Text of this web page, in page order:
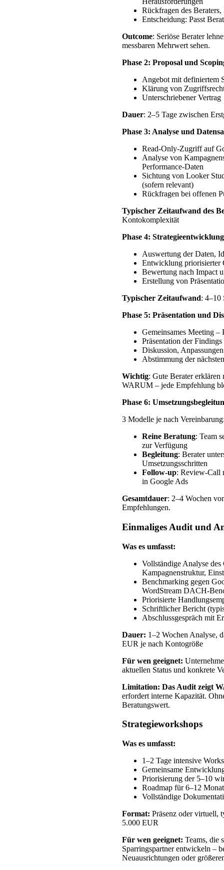
Rückfragen des
Entscheidung: Passt
Outcome: Seriöse Berater
messbaren Mehrwert sehen.
Phase 2: Proposal und
Angebot mit definiertem
Klärung von
Unterschriebener Vertrag
Dauer: 2–5 Tage zwischen
Phase 3: Analyse und
Read-Only-Zugriff auf
Analyse von
Performance-Daten
Sichtung von Looker
(sofern relevant)
Rückfragen bei offenen
Typischer Zeitaufwand des
Kontokomplexität
Phase 4:
Auswertung der Daten,
Entwicklung priorisierter
Bewertung nach Impact
Erstellung von
Typischer Zeitaufwand: 4–10
Phase 5: Präsentation und
Gemeinsames Meeting –
Präsentation der
Diskussion,
Abstimmung der
Wichtig: Gute Berater
WARUM – jede Empfehlung
Phase 6:
3 Modelle je nach
Reine Beratung: Team
zur Verfügung
Begleitung: Berater
Umsetzungsschritten
Follow-up: Review-Call
in Google Ads
Gesamtdauer: 2–4 Wochen
Empfehlungen.
Einmaliges Audit und
Was es umfasst:
Vollständige Analyse
Kampagnenstruktur,
Benchmarking gegen
WordStream DACH-
Priorisierte
Schriftlicher Bericht
Abschlussgespräch mit
Dauer: 1–2 Wochen Analyse,
EUR je nach Kontogröße
Für wen geeignet:
aktuellen Status und konkrete
Limitation: Das Audit zeigt
erfordert interne Kapazität.
Beratungswert.
Strategieworkshops
Was es umfasst:
1–2 Tage intensive
Gemeinsame
Priorisierung der 5–10
Roadmap für 6–12
Vollständige
Format: Präsenz oder virtuell,
5.000 EUR
Für wen geeignet: Teams, die
Sparringspartner entwickeln –
Neuausrichtungen oder